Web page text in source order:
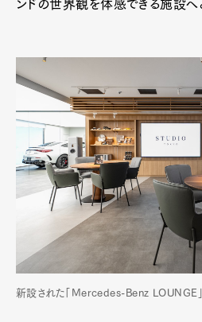
ンドの世界観を体感できる施設へ
新設された「Mercedes-Benz LOUNGE」